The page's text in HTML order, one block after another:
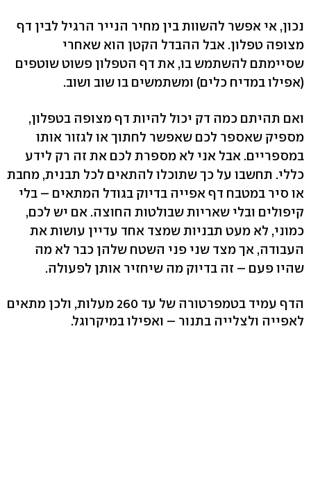
נכון, אי אפשר להשוות בין מחיר הנייר הרגיל לבין דף
מצופה טפלון. אבל ההבדל הקטן הוא שאחרי
שסיימתם להשתמש בו, את דף הטפלון פשוט שוטפים
(אפילו במדיח כלים) ומשתמשים בו שוב ושוב.
ואם תהיתם כמה דק יכול להיות דף מצופה בטפלון,
מספיק שאספר לכם שאפשר לחתוך או לגזור אותו
במספריים. אבל אני לא מספרת לכם את זה רק לידע
כללי. תחשבו על כך שתוכלו להתאים לכל תבנית, מחבת
או סיר במטבח דף אפייה בדיוק בגודל המתאים – בלי
קיפולים ובלי שאריות שבולטות החוצה. אם יש לכם,
כמוני, לא מעט תבניות שמצד אחד עדיין עושות את
העבודה, אך מצד שני פני השטח שלהן כבר לא מה
שהיו פעם – זה בדיוק מה שיחזיר אותן לפעולה.
הדף עמיד בטמפרטורה של עד 260 מעלות, ולכן מתאים
לאפייה ולצלייה בתנור – ואפילו במיקרוגל.